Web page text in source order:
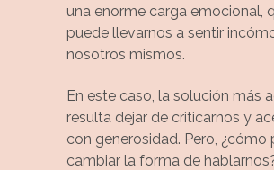
una enorme carga emocional,
puede llevarnos a sentir
nosotros mismos.
En este caso, la solución más
resulta dejar de criticarnos y
con generosidad. Pero, ¿cómo
cambiar la forma de